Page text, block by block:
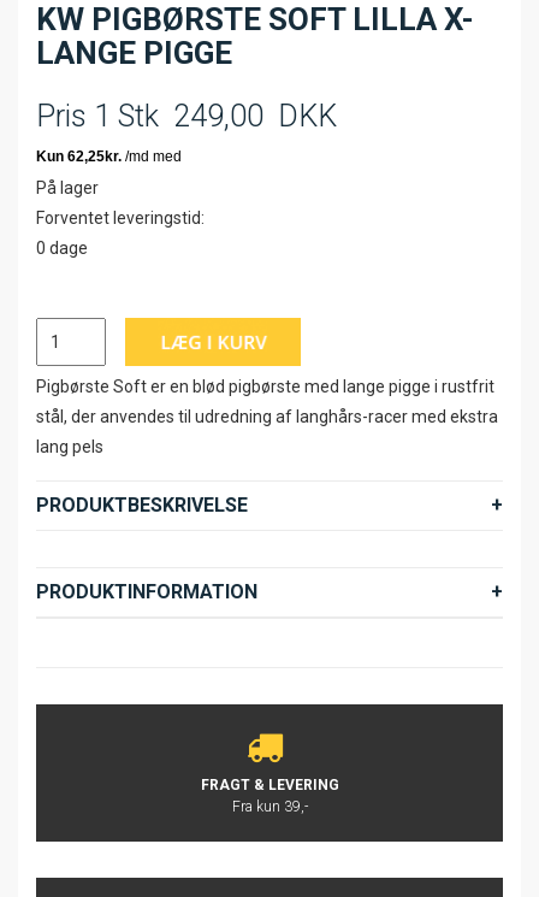
KW PIGBØRSTE SOFT LILLA X-
LANGE PIGGE
Pris 1 Stk 249,00 DKK
På lager
Forventet leveringstid:
0 dage
Pigbørste Soft er en blød pigbørste med lange pigge i rustfrit
stål, der anvendes til udredning af langhårs-racer med ekstra
lang pels
PRODUKTBESKRIVELSE
PRODUKTINFORMATION
FRAGT & LEVERING
Fra kun 39,-